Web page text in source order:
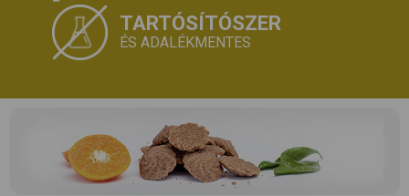
TARTÓSÍTÓSZER
ÉS ADALÉKMENTES